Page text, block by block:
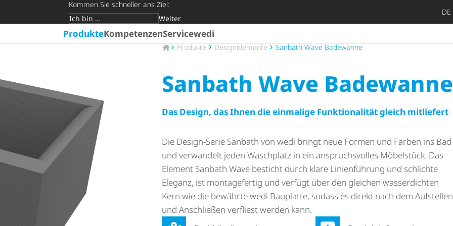
Kommen Sie schneller ans Ziel:
Zielgruppe
Weiter
DE
ProdukteKompetenzenServicewedi
Zur Startseite
Produkte Designelemente Sanbath Wave Badewanne
Sanbath Wave Badewanne
Das Design, das Ihnen die einmalige Funktionalität gleich mitliefert
Die Design-Serie Sanbath von wedi bringt neue Formen und Farben ins Bad
und verwandelt jeden Waschplatz in ein anspruchs­volles Möbelstück. Das
Element Sanbath Wave besticht durch klare Linienführung und schlichte
Eleganz, ist montagefertig und verfügt über den gleichen wasserdichten
Kern wie die bewährte wedi Bauplatte, sodass es direkt nach dem Aufstellen
und Anschließen verfliest werden kann.